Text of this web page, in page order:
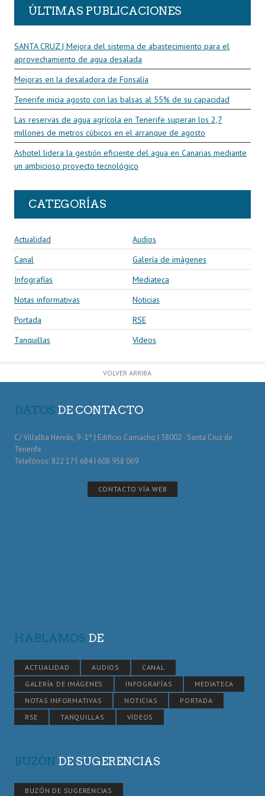
ÚLTIMAS PUBLICACIONES
SANTA CRUZ | Mejora del sistema de abastecimiento para el
aprovechamiento de agua desalada
Mejoras en la desaladora de Fonsalía
Tenerife inicia agosto con las balsas al 55% de su capacidad
Las reservas de agua agrícola en Tenerife superan los 2,7
millones de metros cúbicos en el arranque de agosto
Ashotel lidera la gestión eficiente del agua en Canarias mediante
un ambicioso proyecto tecnológico
CATEGORÍAS
Actualidad
Audios
Canal
Galería de imágenes
Infografías
Mediateca
Notas informativas
Noticias
Portada
RSE
Tanquillas
Vídeos
VOLVER ARRIBA
DATOS DE CONTACTO
C/ Villalba Hervás, 9 -1º | Edificio Camacho | 38002 · Santa Cruz de
Tenerife
Telefónos: 822 175 684 | 608 958 069
CONTACTO VÍA WEB
HABLAMOS DE
ACTUALIDAD AUDIOS
CANAL
GALERÍA DE IMÁGENES
INFOGRAFÍAS
MEDIATECA
NOTAS INFORMATIVAS
NOTICIAS
PORTADA
RSE
TANQUILLAS VÍDEOS
BUZÓN DE SUGERENCIAS
BUZÓN DE SUGERENCIAS